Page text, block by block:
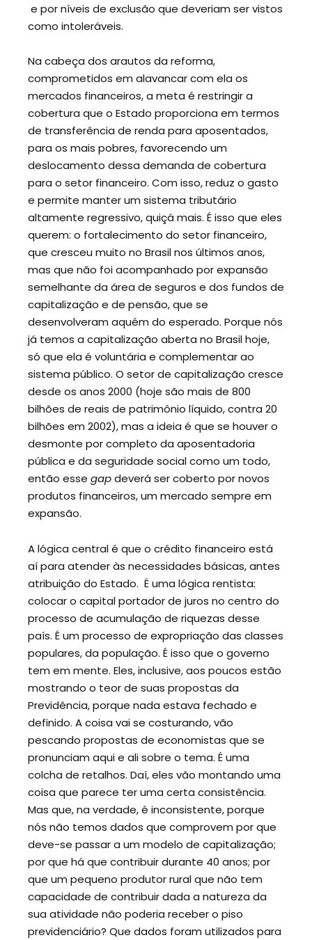
e por níveis de exclusão que deveriam ser vistos
como intoleráveis.
Na cabeça dos arautos da reforma,
comprometidos em alavancar com ela os
mercados financeiros, a meta é restringir a
cobertura que o Estado proporciona em termos
de transferência de renda para aposentados,
para os mais pobres, favorecendo um
deslocamento dessa demanda de cobertura
para o setor financeiro. Com isso, reduz o gasto
e permite manter um sistema tributário
altamente regressivo, quiçá mais. É isso que eles
querem: o fortalecimento do setor financeiro,
que cresceu muito no Brasil nos últimos anos,
mas que não foi acompanhado por expansão
semelhante da área de seguros e dos fundos de
capitalização e de pensão, que se
desenvolveram aquém do esperado. Porque nós
já temos a capitalização aberta no Brasil hoje,
só que ela é voluntária e complementar ao
sistema público. O setor de capitalização cresce
desde os anos 2000 (hoje são mais de 800
bilhões de reais de patrimônio líquido, contra 20
bilhões em 2002), mas a ideia é que se houver o
desmonte por completo da aposentadoria
pública e da seguridade social como um todo,
então esse gapdeverá ser coberto por novos
produtos financeiros, um mercado sempre em
expansão.
A lógica central é que o crédito financeiro está
aí para atender às necessidades básicas, antes
atribuição do Estado. É uma lógica rentista:
colocar o capital portador de juros no centro do
processo de acumulação de riquezas desse
país. É um processo de expropriação das classes
populares, da população. É isso que o governo
tem em mente. Eles, inclusive, aos poucos estão
mostrando o teor de suas propostas da
Previdência, porque nada estava fechado e
definido. A coisa vai se costurando, vão
pescando propostas de economistas que se
pronunciam aqui e ali sobre o tema. É uma
colcha de retalhos. Daí, eles vão montando uma
coisa que parece ter uma certa consistência.
Mas que, na verdade, é inconsistente, porque
nós não temos dados que comprovem por que
deve-se passar a um modelo de capitalização;
por que há que contribuir durante 40 anos; por
que um pequeno produtor rural que não tem
capacidade de contribuir dada a natureza da
sua atividade não poderia receber o piso
previdenciário? Que dados foram utilizados para